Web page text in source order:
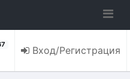
Вход/Регистрация